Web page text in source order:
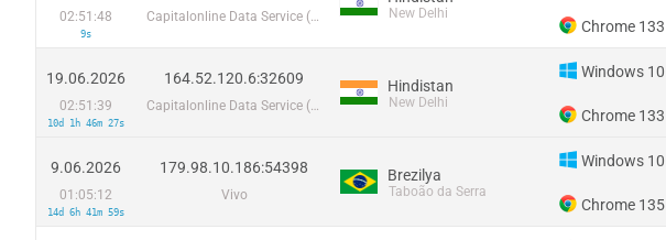
02:51:48
9s
Capitalonline Data Service (HK) Co New Delhi
Chrome 133
19.06.2026
02:51:39
10d 1h 46m 27s
164.52.120.6:32609
Capitalonline Data Service (HK) Co
Hindistan
New Delhi
Windows 10
Chrome 133
9.06.2026
01:05:12
14d 6h 41m 59s
179.98.10.186:54398
Vivo
Brezilya
Taboão da Serra
Windows 10
Chrome 135